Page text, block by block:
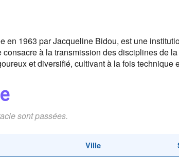
en 1963 par Jacqueline Bidou, est une
à la transmission des disciplines de
et diversifié, cultivant à la fois technique
sont passées.
Ville